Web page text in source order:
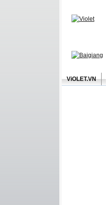
ViOLET.VN